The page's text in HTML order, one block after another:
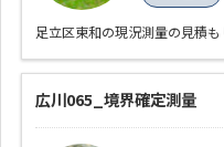
足立区東和の現況測量の見積
広川065_境界確定測量